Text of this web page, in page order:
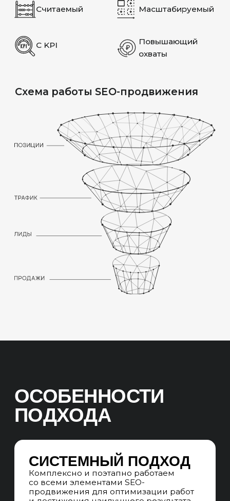
возможности инструментов
продвижения сайта для получения
быстрых результатов и закладываем
запросы по продвижению новых
направлений, приоритизацию
превращая их в инструмент для
принятия тактических решений
ЭТАПЫ РАБОТ
01. WEB-АНАЛИТИКА
Проводим глубинное интервью
и погружаемся в нишу и целевую
аудиторию бизнеса, оцениваем
определяем основные сегменты
Анализируем ТОП-10 поисковой
сформированность выдачи
и возможности для SEO-продвижения
АНАЛИЗ КОНКУРЕНТОВ